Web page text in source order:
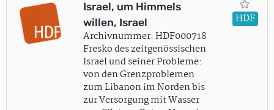
Israel, um Himmels
willen, Israel
Archivnummer: HDF000718
Fresko des zeitgenössischen
Israel und seiner Probleme:
von den Grenzproblemen
zum Libanon im Norden bis
zur Versorgung mit Wasser
HDF